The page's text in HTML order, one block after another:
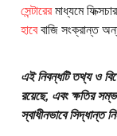
সেন্টারেরমাধ্যমে
হাবেবাজি সংক্রান্ত
এই নিবন্ধটি তথ্য ও
রয়েছে, এবং ক্ষতির
স্বাধীনভাবে সিদ্ধান্ত